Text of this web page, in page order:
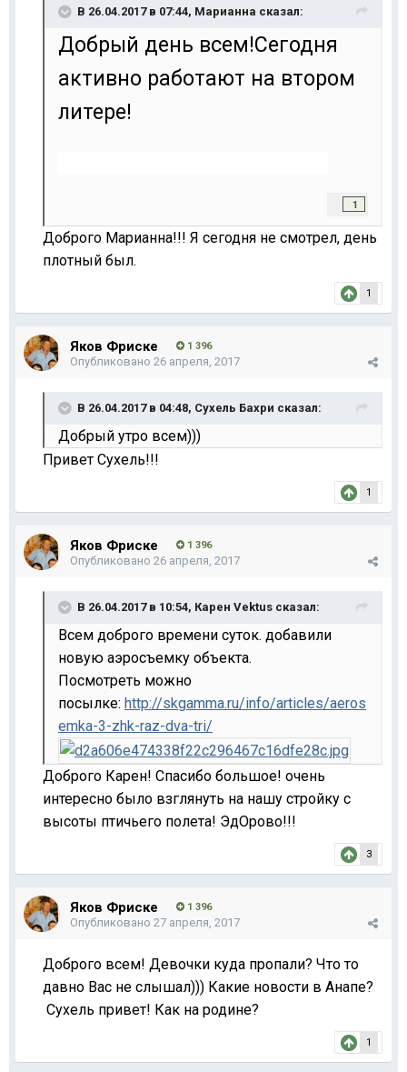
В 26.04.2017 в 07:44, Марианна сказал:
Добрый день всем!Сегодня
активно работают на втором
литере!
1
Доброго Марианна!!! Я сегодня не смотрел, день
плотный был.
1
Яков Фриске 1 396
Опубликовано 26 апреля, 2017
В 26.04.2017 в 04:48, Сухель Бахри сказал:
Добрый утро всем)))
Привет Сухель!!!
1
Яков Фриске 1 396
Опубликовано 26 апреля, 2017
В 26.04.2017 в 10:54, Карен Vektus сказал:
Всем доброго времени суток. добавили
новую аэросъемку объекта.
Посмотреть можно
посылке: http://skgamma.ru/info/articles/aeros
emka-3-zhk-raz-dva-tri/
Доброго Карен! Спасибо большое! очень
интересно было взглянуть на нашу стройку с
высоты птичьего полета! ЭдОрово!!!
3
Яков Фриске 1 396
Опубликовано 27 апреля, 2017
Доброго всем! Девочки куда пропали? Что то
давно Вас не слышал))) Какие новости в Анапе?
Сухель привет! Как на родине?
1